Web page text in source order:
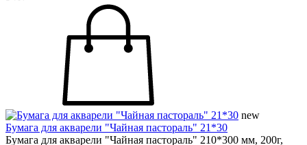
new
Бумага для акварели "Чайная пастораль" 21*30
Бумага для акварели "Чайная пастораль" 210*300 мм, 200г,